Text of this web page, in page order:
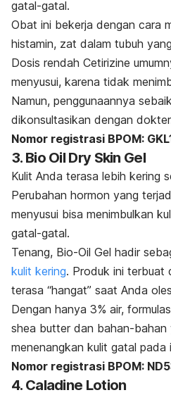
gatal-gatal.
Obat ini bekerja dengan cara
histamin, zat dalam tubuh
Dosis rendah Cetirizine
menyusui, karena tidak
Namun, penggunaannya
dikonsultasikan dengan
Nomor registrasi BPOM:
3. Bio Oil Dry Skin Gel
Kulit Anda terasa lebih kering
Perubahan hormon yang
menyusui bisa menimbulkan
gatal-gatal.
Tenang, Bio-Oil Gel hadir
kulit kering. Produk ini terbuat
terasa “hangat” saat Anda
Dengan hanya 3% air,
shea butter dan bahan-bahan
menenangkan kulit gatal pada
Nomor registrasi BPOM:
4. Caladine Lotion